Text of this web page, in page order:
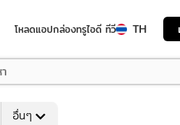
โหลดแอปกล่องทรูไอดี ทีวี TH
อื่นๆ